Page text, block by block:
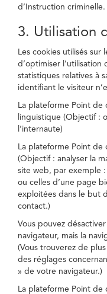
d’Instruction criminelle.
3. Utilisation
Les cookies utilisés
d’optimiser
statistiques relatives à
identifiant le visiteur
La plateforme Point
linguistique (Objectif :
l’internaute)
La plateforme Point
(Objectif : analyser la
site web, par exemple
ou celles d’une page
exploitées dans le but
contact.)
Vous pouvez
navigateur, mais la
(Vous trouverez de
des réglages
» de votre navigateur.)
La plateforme Point